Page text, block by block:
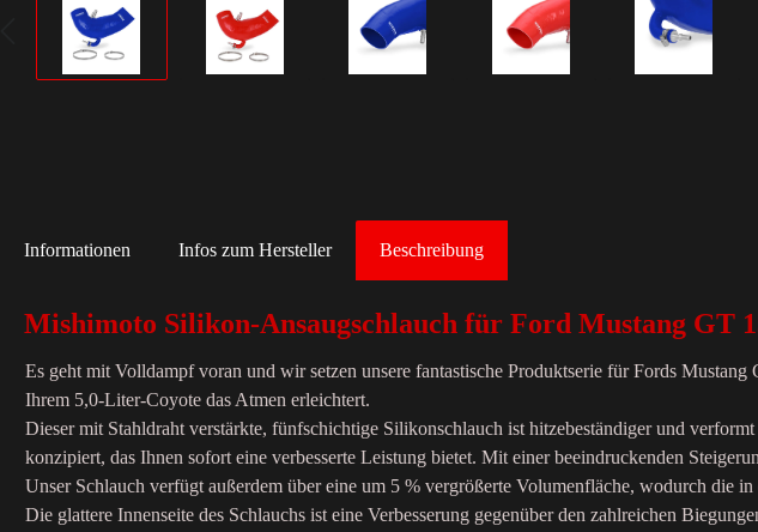
Beschreibung
Informationen Infos zum Hersteller
Mishimoto Silikon-Ansaugschlauch für Ford Mustang GT
Es geht mit Volldampf voran und wir setzen unsere fantastische Produktserie für Fords
Ihrem 5,0-Liter-Coyote das Atmen erleichtert.
Dieser mit Stahldraht verstärkte, fünfschichtige Silikonschlauch ist hitzebeständiger und
konzipiert, das Ihnen sofort eine verbesserte Leistung bietet. Mit einer beeindruckenden
Unser Schlauch verfügt außerdem über eine um 5 % vergrößerte Volumenfläche, wodurch die
Die glattere Innenseite des Schlauchs ist eine Verbesserung gegenüber den zahlreichen